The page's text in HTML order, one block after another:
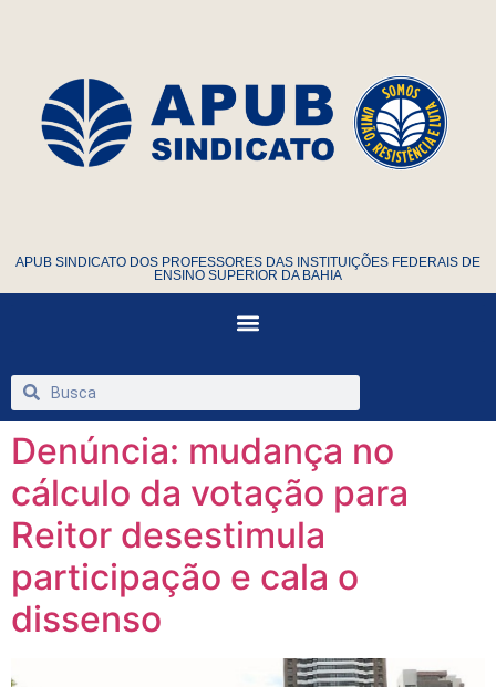
APUB SINDICATO DOS PROFESSORES DAS INSTITUIÇÕES FEDERAIS DE
ENSINO SUPERIOR DA BAHIA
Denúncia: mudança no
cálculo da votação para
Reitor desestimula
participação e cala o
dissenso